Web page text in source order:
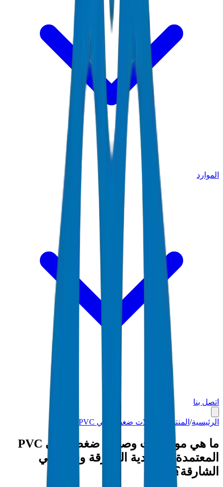
الموارد
اتصل بنا
الرئيسية/ المنتجات وصلات ضغط عالي PVC
ما هي مواصفات وصلات ضغط عالي PVC
المعتمدة من بلدية الشارقة وسيوا في
الشارقة؟